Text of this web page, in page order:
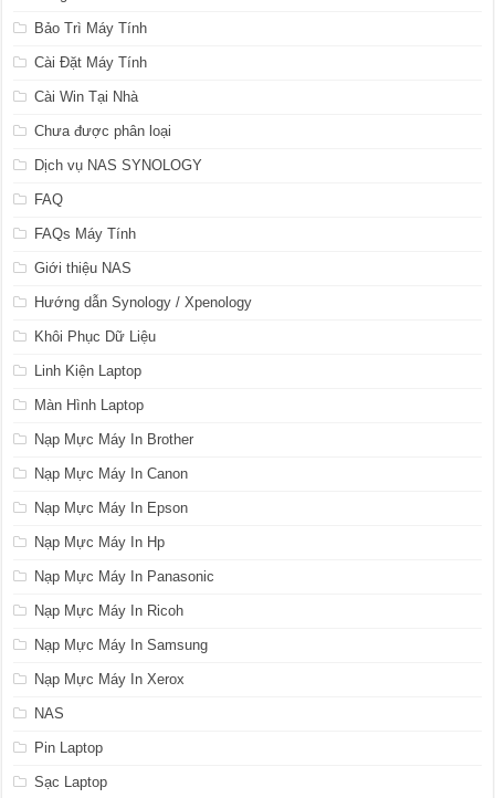
Bảo Trì Máy Tính
Cài Đặt Máy Tính
Cài Win Tại Nhà
Chưa được phân loại
Dịch vụ NAS SYNOLOGY
FAQ
FAQs Máy Tính
Giới thiệu NAS
Hướng dẫn Synology / Xpenology
Khôi Phục Dữ Liệu
Linh Kiện Laptop
Màn Hình Laptop
Nạp Mực Máy In Brother
Nạp Mực Máy In Canon
Nạp Mực Máy In Epson
Nạp Mực Máy In Hp
Nạp Mực Máy In Panasonic
Nạp Mực Máy In Ricoh
Nạp Mực Máy In Samsung
Nạp Mực Máy In Xerox
NAS
Pin Laptop
Sạc Laptop